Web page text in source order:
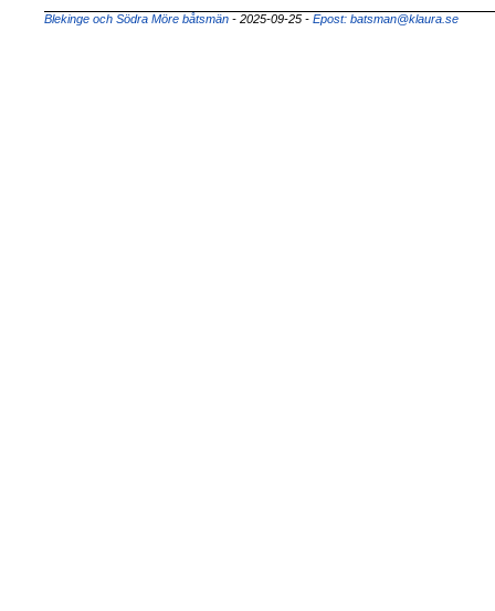
Blekinge och Södra Möre båtsmän - 2025-09-25 - Epost: batsman@klaura.se